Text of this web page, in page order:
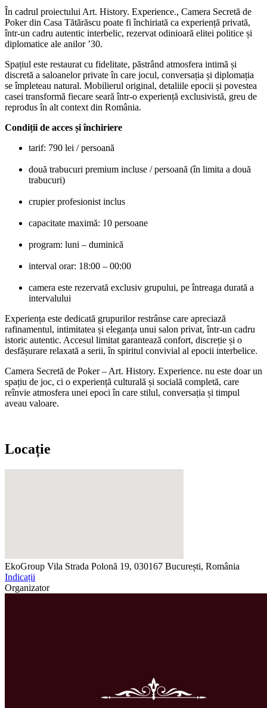
În cadrul proiectului Art. History. Experience., Camera Secretă de
Poker din Casa Tătărăscu poate fi închiriată ca experiență privată,
într-un cadru autentic interbelic, rezervat odinioară elitei politice și
diplomatice ale anilor ’30.
Spațiul este restaurat cu fidelitate, păstrând atmosfera intimă și
discretă a saloanelor private în care jocul, conversația și diplomația
se împleteau natural. Mobilierul original, detaliile epocii și povestea
casei transformă fiecare seară într-o experiență exclusivistă, greu de
reprodus în alt context din România.
Condiții de acces și închiriere
tarif: 790 lei / persoană
două trabucuri premium incluse / persoană (în limita a două
trabucuri)
crupier profesionist inclus
capacitate maximă: 10 persoane
program: luni – duminică
interval orar: 18:00 – 00:00
camera este rezervată exclusiv grupului, pe întreaga durată a
intervalului
Experiența este dedicată grupurilor restrânse care apreciază
rafinamentul, intimitatea și eleganța unui salon privat, într-un cadru
istoric autentic. Accesul limitat garantează confort, discreție și o
desfășurare relaxată a serii, în spiritul convivial al epocii interbelice.
Camera Secretă de Poker – Art. History. Experience. nu este doar un
spațiu de joc, ci o experiență culturală și socială completă, care
reînvie atmosfera unei epoci în care stilul, conversația și timpul
aveau valoare.
Locație
EkoGroup Vila Strada Polonă 19, 030167 București, România
Indicații
Organizator